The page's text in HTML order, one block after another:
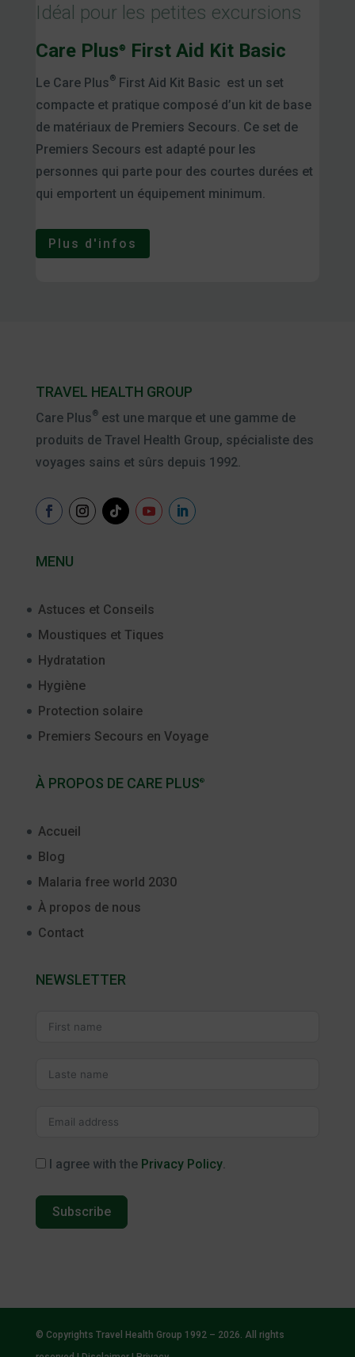
Idéal pour les petites excursions
Care Plus® First Aid Kit Basic
Le Care Plus®First Aid Kit Basic est un set
compacte et pratique composé d’un kit de base
de matériaux de Premiers Secours. Ce set de
Premiers Secours est adapté pour les
personnes qui parte pour des courtes durées et
qui emportent un équipement minimum.
Plus d'infos
TRAVEL HEALTH GROUP
Care Plus®est une marque et une gamme de
produits de Travel Health Group, spécialiste des
voyages sains et sûrs depuis 1992.
MENU
Astuces et Conseils
Moustiques et Tiques
Hydratation
Hygiène
Protection solaire
Premiers Secours en Voyage
À PROPOS DE CARE PLUS®
Accueil
Blog
Malaria free world 2030
À propos de nous
Contact
NEWSLETTER
I agree with the Privacy Policy.
Subscribe
© Copyrights Travel Health Group 1992 – 2026. All rights